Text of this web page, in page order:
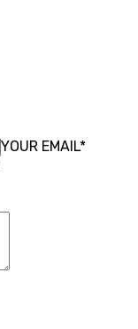
YOUR EMAIL*